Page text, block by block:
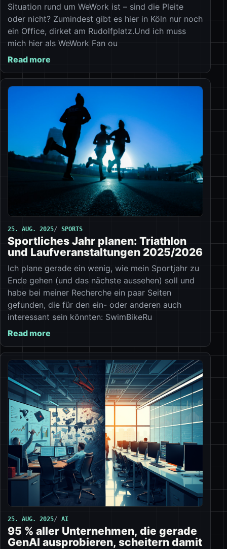
Situation rund um WeWork ist – sind die Pleite
oder nicht? Zumindest gibt es hier in Köln nur noch
ein Office, dirket am Rudolfplatz.Und ich muss
mich hier als WeWork Fan ou
Read more
25. AUG. 2025 SPORTS
Sportliches Jahr planen: Triathlon
und Laufveranstaltungen 2025/2026
Ich plane gerade ein wenig, wie mein Sportjahr zu
Ende gehen (und das nächste aussehen) soll und
habe bei meiner Recherche ein paar Seiten
gefunden, die für den ein- oder anderen auch
interessant sein könnten: SwimBikeRu
Read more
25. AUG. 2025 AI
95 % aller Unternehmen, die gerade
GenAI ausprobieren, scheitern damit